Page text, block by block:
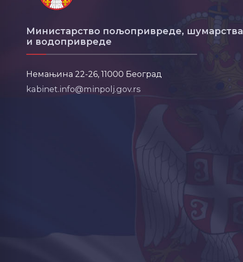
Министарство пољопривреде, шумарства
и водопривреде
Немањина 22-26, 11000 Београд
kabinet.info@minpolj.gov.rs